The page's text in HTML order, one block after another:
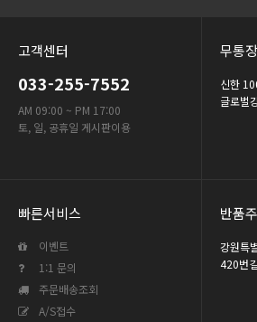
고객센터
033-255-7552
AM 09:00 ~ PM 17:00
토, 일, 공휴일 게시판이용
무통
신한
글로벌
빠른서비스
이벤트
1:1 문의
주문배송조회
A/S접수
반품
강원특
420번